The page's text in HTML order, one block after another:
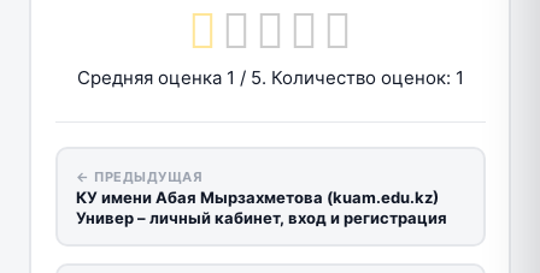
Средняя оценка 1 / 5. Количество оценок: 1
← ПРЕДЫДУЩАЯ
КУ имени Абая Мырзахметова (kuam.edu.kz)
Универ – личный кабинет, вход и регистрация